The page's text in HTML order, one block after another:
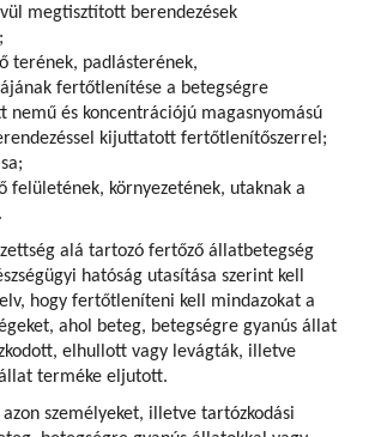
megtisztított berendezések
terének, padlásterének,
fertőtlenítése a betegségre
nemű és koncentrációjú magasnyomású
kijuttatott fertőtlenítőszerrel;
felületének, környezetének, utaknak a
alá tartozó fertőző állatbetegség
hatóság utasítása szerint kell
hogy fertőtleníteni kell mindazokat a
ahol beteg, betegségre gyanús állat
elhullott vagy levágták, illetve
terméke eljutott.
személyeket, illetve tartózkodási